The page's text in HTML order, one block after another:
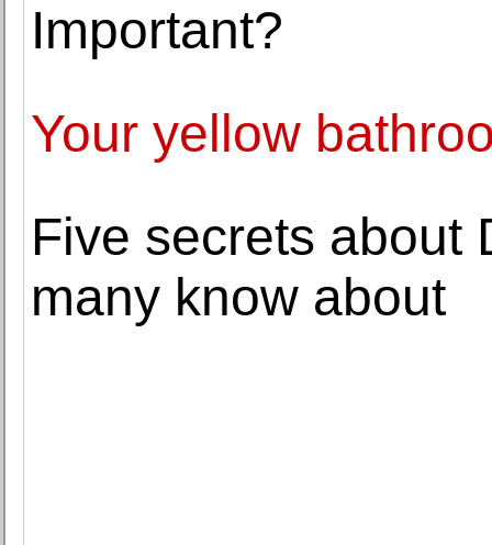
Important?
Your yellow
Five secrets about
many know about